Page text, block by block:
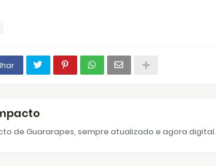
de Guararapes, sempre atualizado e agora digital.